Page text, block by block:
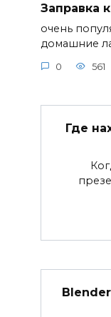
Заправка
очень
домашние
0 561
Где